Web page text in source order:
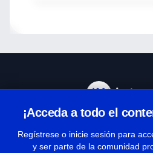
¡Acceda a todo el
Regístrese o inicie sesión para
y ser parte de la comunidad